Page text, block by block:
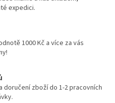
expedici.
1000 Kč a více za vás
doručení zboží do 1-2 pracovních